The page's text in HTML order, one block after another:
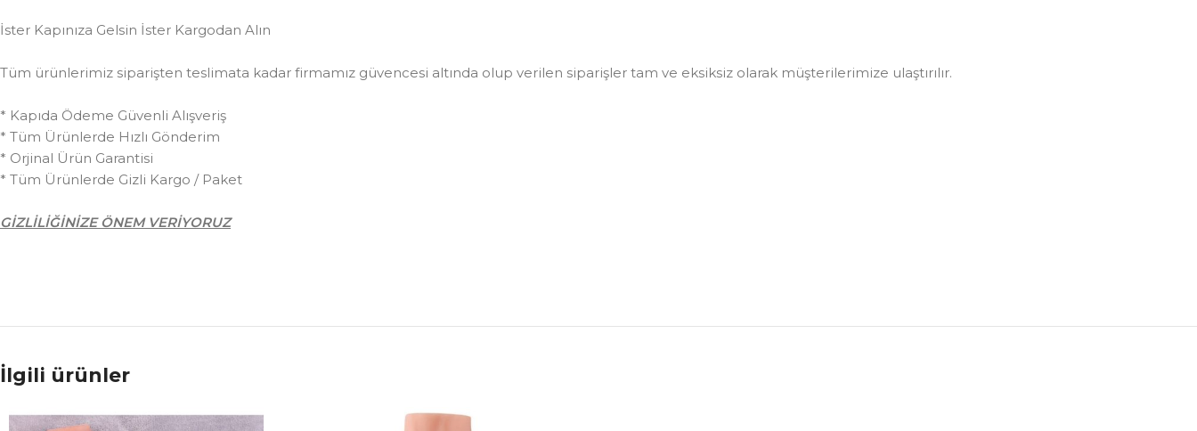
İster Kapınıza Gelsin İster Kargodan Alın
Tüm ürünlerimiz siparişten teslimata kadar firmamız güvencesi altında olup verilen siparişler tam ve eksiksiz olarak müşterilerimize ulaştırılır.
* Kapıda Ödeme Güvenli Alışveriş
* Tüm Ürünlerde Hızlı Gönderim
* Orjinal Ürün Garantisi
* Tüm Ürünlerde Gizli Kargo / Paket
GİZLİLİĞİNİZE ÖNEM VERİYORUZ
İlgili ürünler